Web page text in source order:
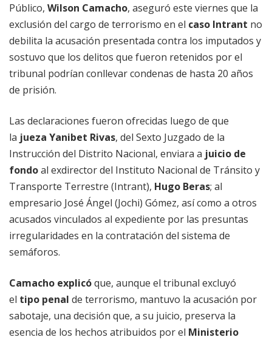
Público, Wilson Camacho, aseguró este viernes que la
exclusión del cargo de terrorismo en el caso Intrant no
debilita la acusación presentada contra los imputados y
sostuvo que los delitos que fueron retenidos por el
tribunal podrían conllevar condenas de hasta 20 años
de prisión.
Las declaraciones fueron ofrecidas luego de que
la jueza Yanibet Rivas, del Sexto Juzgado de la
Instrucción del Distrito Nacional, enviara a juicio de
fondoal exdirector del Instituto Nacional de Tránsito y
Transporte Terrestre (Intrant), Hugo Beras; al
empresario José Ángel (Jochi) Gómez, así como a otros
acusados vinculados al expediente por las presuntas
irregularidades en la contratación del sistema de
semáforos.
Camacho explicóque, aunque el tribunal excluyó
el tipo penal de terrorismo, mantuvo la acusación por
sabotaje, una decisión que, a su juicio, preserva la
esencia de los hechos atribuidos por el Ministerio